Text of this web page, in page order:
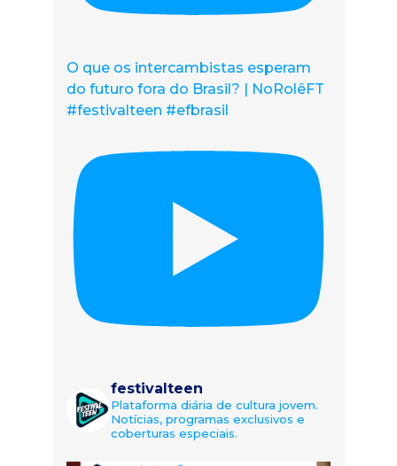
O que os intercambistas esperam
do futuro fora do Brasil? | NoRolêFT
#festivalteen #efbrasil
festivalteen
Plataforma diária de cultura jovem.
Notícias, programas exclusivos e
coberturas especiais.